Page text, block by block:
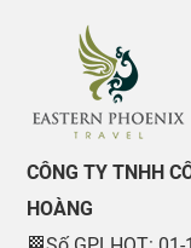
CÔNG TY TNHH
HOÀNG